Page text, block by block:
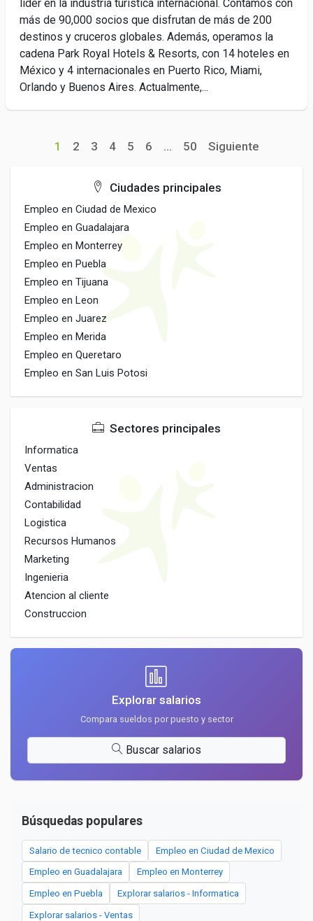
líder en la industria turística internacional. Contamos con
más de 90,000 socios que disfrutan de más de 200
destinos y cruceros globales. Además, operamos la
cadena Park Royal Hotels & Resorts, con 14 hoteles en
México y 4 internacionales en Puerto Rico, Miami,
Orlando y Buenos Aires. Actualmente,...
1 2 3 4 5 6 ... 50 Siguiente
Ciudades principales
Empleo en Ciudad de Mexico
Empleo en Guadalajara
Empleo en Monterrey
Empleo en Puebla
Empleo en Tijuana
Empleo en Leon
Empleo en Juarez
Empleo en Merida
Empleo en Queretaro
Empleo en San Luis Potosi
Sectores principales
Informatica
Ventas
Administracion
Contabilidad
Logistica
Recursos Humanos
Marketing
Ingenieria
Atencion al cliente
Construccion
Explorar salarios
Compara sueldos por puesto y sector
Buscar salarios
Búsquedas populares
Salario de tecnico contable Empleo en Ciudad de Mexico
Empleo en Guadalajara Empleo en Monterrey
Empleo en Puebla Explorar salarios - Informatica
Explorar salarios - Ventas